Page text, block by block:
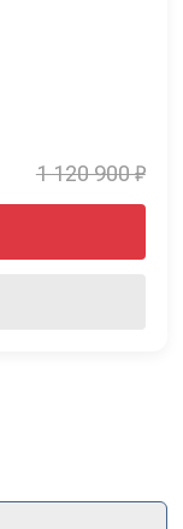
1 120 900 ₽